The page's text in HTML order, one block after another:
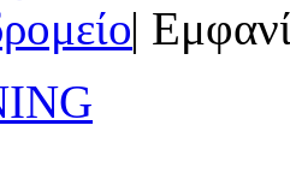
|